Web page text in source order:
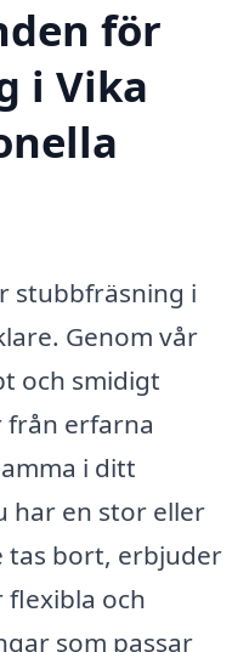
för
i Vika
stubbfräsning i
Genom vår
och smidigt
från erfarna
i ditt
har en stor eller
tas bort, erbjuder
och
som passar